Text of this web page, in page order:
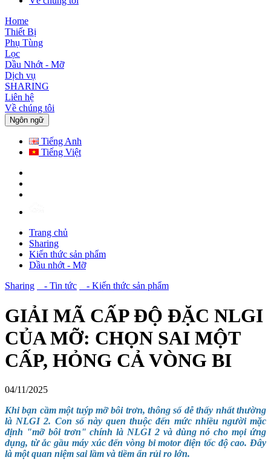
Home
Thiết Bị
Phụ Tùng
Lọc
Dầu Nhớt - Mỡ
Dịch vụ
SHARING
Liên hệ
Về chúng tôi
Ngôn ngữ
Tiếng Anh
Tiếng Việt
Trang chủ
Sharing
Kiến thức sản phẩm
Dầu nhớt - Mỡ
Sharing
- Tin tức - Kiến thức sản phẩm
GIẢI MÃ CẤP ĐỘ ĐẶC NLGI
CỦA MỠ: CHỌN SAI MỘT
CẤP, HỎNG CẢ VÒNG BI
04/11/2025
Khi bạn cầm một tuýp mỡ bôi trơn, thông số dễ thấy nhất thường
là NLGI 2. Con số này quen thuộc đến mức nhiều người mặc
định "mỡ bôi trơn" chính là NLGI 2 và dùng nó cho mọi ứng
dụng, từ ắc gầu máy xúc đến vòng bi motor điện tốc độ cao. Đây
là một quan niệm sai lầm và tiềm ẩn rủi ro lớn.